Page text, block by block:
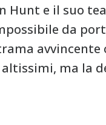
Hunt e il suo
da
ma la